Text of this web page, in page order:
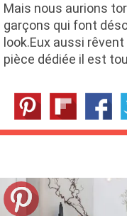
Mais nous aurions
garçons qui font
look.Eux aussi
pièce dédiée il est